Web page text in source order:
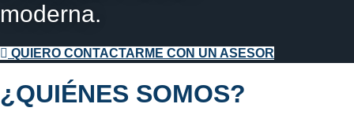
moderna.
QUIERO CONTACTARME CON UN ASESOR
¿QUIÉNES SOMOS?